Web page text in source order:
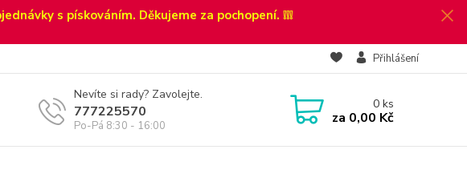
s pískováním. Děkujeme za pochopení. ❕❕❕
Přihlášení
Nevíte si rady? Zavolejte.
777225570
Po-Pá 8:30 - 16:00
0ks
za 0,00 Kč